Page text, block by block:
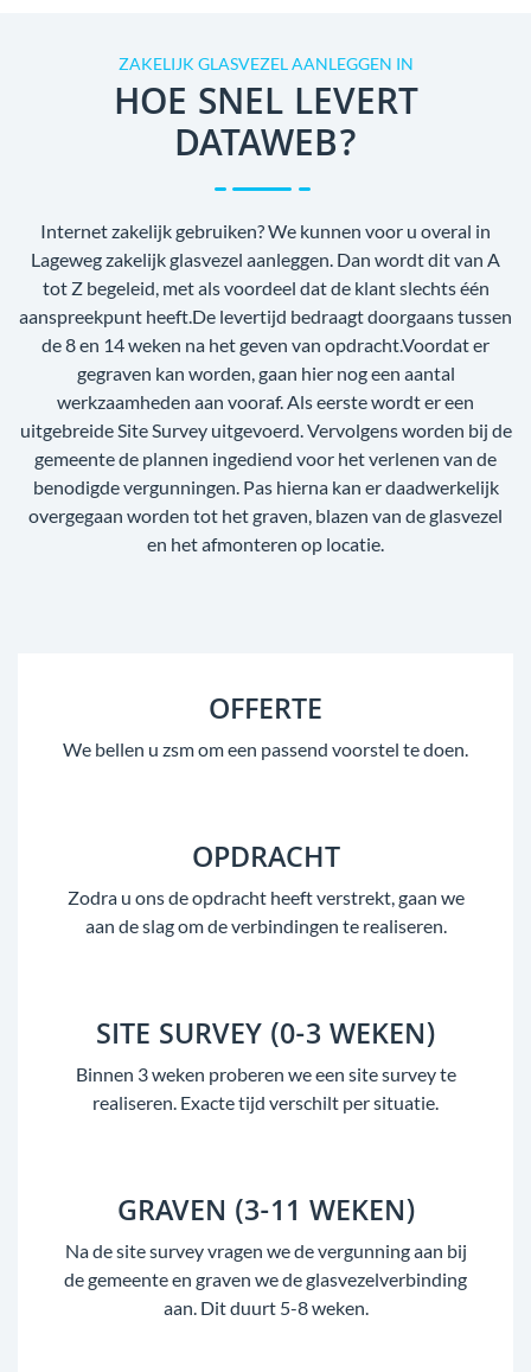
ZAKELIJK GLASVEZEL AANLEGGEN IN
HOE SNEL LEVERT
DATAWEB?
Internet zakelijk gebruiken? We kunnen voor u overal in
Lageweg zakelijk glasvezel aanleggen. Dan wordt dit van A
tot Z begeleid, met als voordeel dat de klant slechts één
aanspreekpunt heeft.De levertijd bedraagt doorgaans tussen
de 8 en 14 weken na het geven van opdracht.Voordat er
gegraven kan worden, gaan hier nog een aantal
werkzaamheden aan vooraf. Als eerste wordt er een
uitgebreide Site Survey uitgevoerd. Vervolgens worden bij de
gemeente de plannen ingediend voor het verlenen van de
benodigde vergunningen. Pas hierna kan er daadwerkelijk
overgegaan worden tot het graven, blazen van de glasvezel
en het afmonteren op locatie.
OFFERTE
We bellen u zsm om een passend voorstel te doen.
OPDRACHT
Zodra u ons de opdracht heeft verstrekt, gaan we
aan de slag om de verbindingen te realiseren.
SITE SURVEY (0-3 WEKEN)
Binnen 3 weken proberen we een site survey te
realiseren. Exacte tijd verschilt per situatie.
GRAVEN (3-11 WEKEN)
Na de site survey vragen we de vergunning aan bij
de gemeente en graven we de glasvezelverbinding
aan. Dit duurt 5-8 weken.